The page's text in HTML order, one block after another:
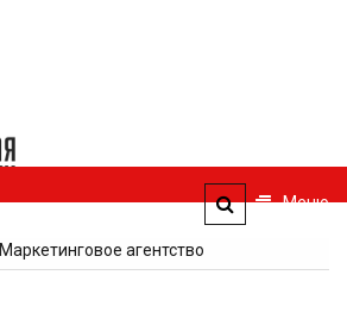
век
Меню
Маркетинговое агентство